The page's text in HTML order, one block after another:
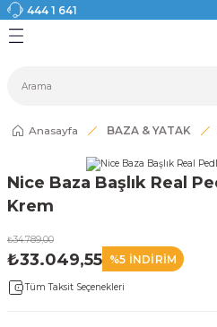
444 1 641
Geri Dön
Geri Dön
Geri Dön
Geri Dön
Geri Dön
Geri Dön
Anasayfa BAZA & YATAK
Nice Baza Başlık Real
Krem
₺34.789,00
₺33.049,55 %5 İNDİRİM
Tüm Taksit Seçenekleri